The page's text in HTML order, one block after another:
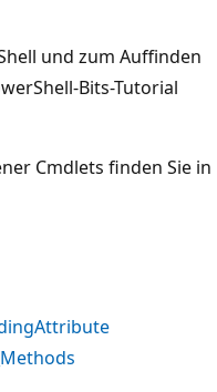
und zum Auffinden
Bits-Tutorial
Cmdlets finden Sie in